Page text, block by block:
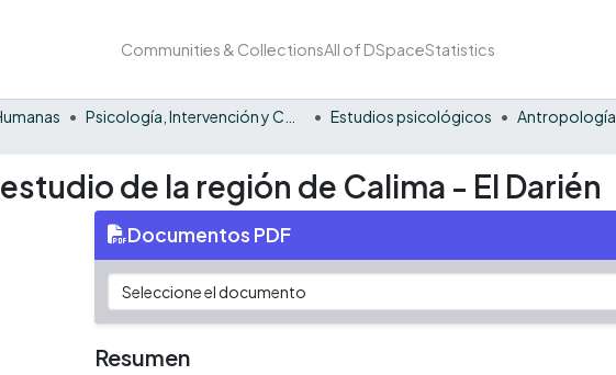
Communities & CollectionsAll of DSpaceStatistics
Estudios psicológicos Antropología
de la región de Calima - El Darién
Documentos PDF
Resumen